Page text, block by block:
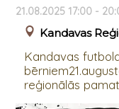
21.08.2025 17:00 -
Kandavas
Kandavas
reģionālās